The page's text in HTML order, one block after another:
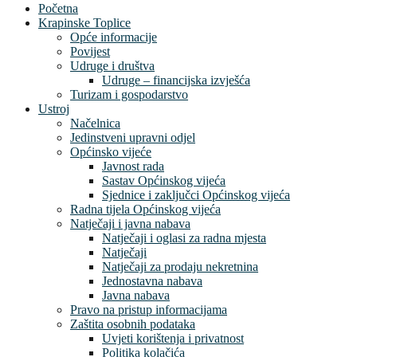
Početna
Krapinske Toplice
Opće informacije
Povijest
Udruge i društva
Udruge – financijska izvješća
Turizam i gospodarstvo
Ustroj
Načelnica
Jedinstveni upravni odjel
Općinsko vijeće
Javnost rada
Sastav Općinskog vijeća
Sjednice i zaključci Općinskog vijeća
Radna tijela Općinskog vijeća
Natječaji i javna nabava
Natječaji i oglasi za radna mjesta
Natječaji
Natječaji za prodaju nekretnina
Jednostavna nabava
Javna nabava
Pravo na pristup informacijama
Zaštita osobnih podataka
Uvjeti korištenja i privatnost
Politika kolačića